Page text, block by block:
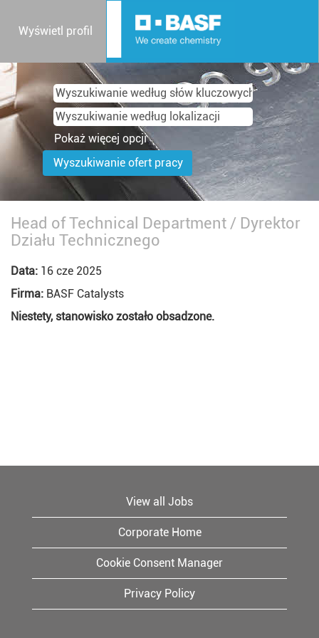
Wyświetl profil
Pokaż więcej opcji
Head of Technical Department / Dyrektor
Działu Technicznego
Data: 16 cze 2025
Firma: BASF Catalysts
Niestety, stanowisko zostało obsadzone.
View all Jobs
Corporate Home
Cookie Consent Manager
Privacy Policy